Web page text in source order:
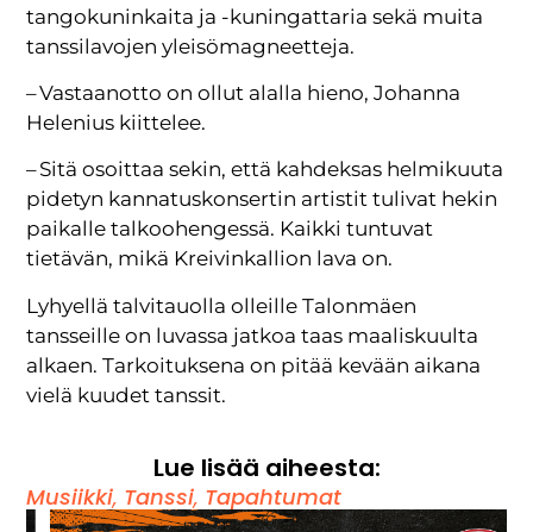
tangokuninkaita ja -kuningattaria sekä muita
tanssilavojen yleisömagneetteja.
– Vastaanotto on ollut alalla hieno, Johanna
Helenius kiittelee.
– Sitä osoittaa sekin, että kahdeksas helmikuuta
pidetyn kannatuskonsertin artistit tulivat hekin
paikalle talkoohengessä. Kaikki tuntuvat
tietävän, mikä Kreivinkallion lava on.
Lyhyellä talvitauolla olleille Talonmäen
tansseille on luvassa jatkoa taas maaliskuulta
alkaen. Tarkoituksena on pitää kevään aikana
vielä kuudet tanssit.
Lue lisää aiheesta:
Musiikki, Tanssi, Tapahtumat